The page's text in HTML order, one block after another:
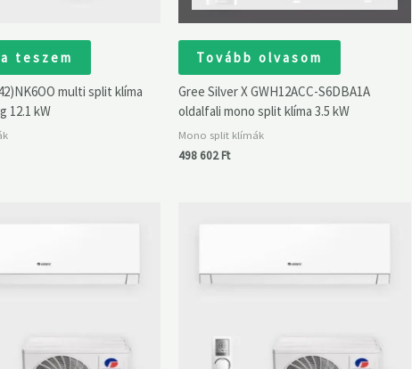
teszem
multi split klíma
12.1 kW
Tovább olvasom
Gree Silver X GWH12ACC-S6DBA1A
oldalfali mono split klíma 3.5 kW
Mono split klímák
498 602Ft